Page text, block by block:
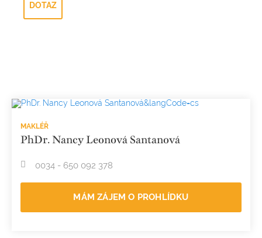
DOTAZ
MAKLÉŘ
PhDr. Nancy Leonová Santanová
0034 - 650 092 378
MÁM ZÁJEM O PROHLÍDKU